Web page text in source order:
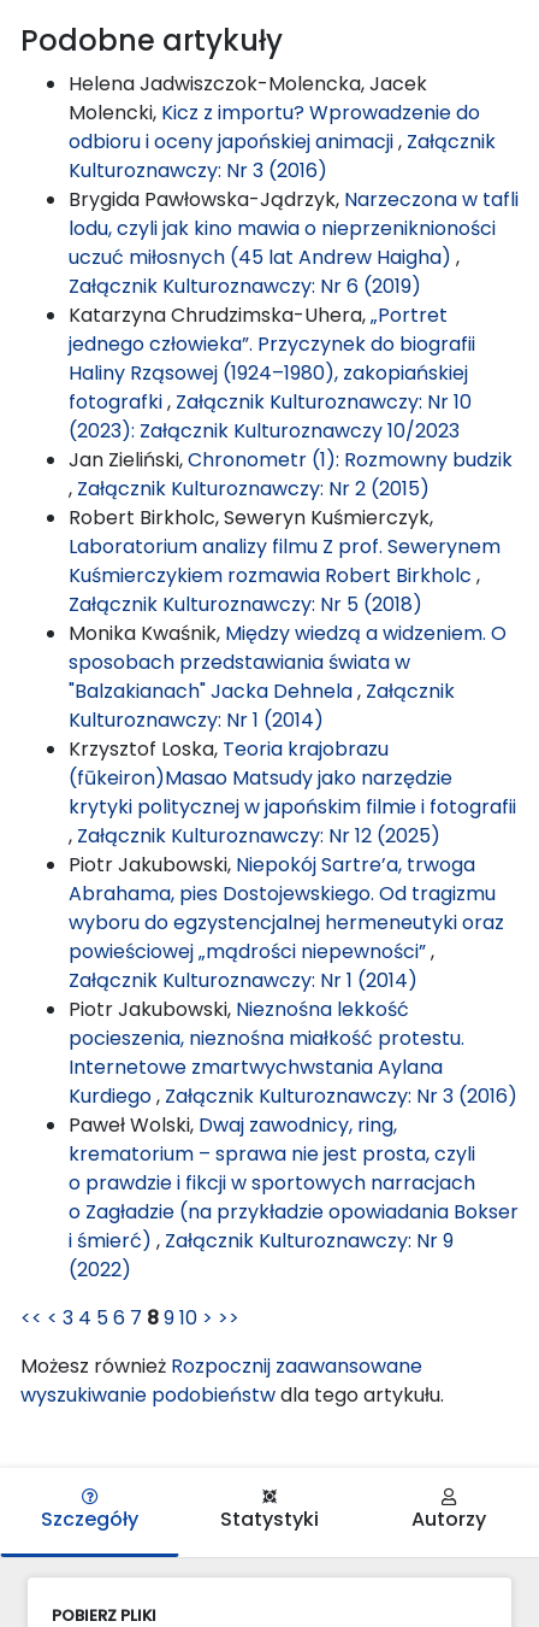
Podobne artykuły
Helena Jadwiszczok-Molencka, Jacek
Molencki, Kicz z importu? Wprowadzenie do
odbioru i oceny japońskiej animacji, Załącznik
Kulturoznawczy: Nr 3 (2016)
Brygida Pawłowska-Jądrzyk, Narzeczona w tafli
lodu, czyli jak kino mawia o nieprzeniknioności
uczuć miłosnych (45 lat Andrew Haigha) ,
Załącznik Kulturoznawczy: Nr 6 (2019)
Katarzyna Chrudzimska-Uhera,„Portret
jednego człowieka”. Przyczynek do biografii
Haliny Rząsowej (1924–1980), zakopiańskiej
fotografki, Załącznik Kulturoznawczy: Nr 10
(2023): Załącznik Kulturoznawczy 10/2023
Jan Zieliński,Chronometr (1): Rozmowny budzik
, Załącznik Kulturoznawczy: Nr 2 (2015)
Robert Birkholc, Seweryn Kuśmierczyk,
Laboratorium analizy filmu Z prof. Sewerynem
Kuśmierczykiem rozmawia Robert Birkholc ,
Załącznik Kulturoznawczy: Nr 5 (2018)
Monika Kwaśnik, Między wiedzą a widzeniem. O
sposobach przedstawiania świata w
"Balzakianach" Jacka Dehnela, Załącznik
Kulturoznawczy: Nr 1 (2014)
Krzysztof Loska, Teoria krajobrazu
(fūkeiron)Masao Matsudy jako narzędzie
krytyki politycznej w japońskim filmie i fotografii
, Załącznik Kulturoznawczy: Nr 12 (2025)
Piotr Jakubowski, Niepokój Sartre’a, trwoga
Abrahama, pies Dostojewskiego. Od tragizmu
wyboru do egzystencjalnej hermeneutyki oraz
powieściowej „mądrości niepewności”,
Załącznik Kulturoznawczy: Nr 1 (2014)
Piotr Jakubowski, Nieznośna lekkość
pocieszenia, nieznośna miałkość protestu.
Internetowe zmartwychwstania Aylana
Kurdiego, Załącznik Kulturoznawczy: Nr 3 (2016)
Paweł Wolski, Dwaj zawodnicy, ring,
krematorium – sprawa nie jest prosta, czyli
o prawdzie i fikcji w sportowych narracjach
o Zagładzie (na przykładzie opowiadania Bokser
i śmierć) , Załącznik Kulturoznawczy: Nr 9
(2022)
<< < 3 4 56 7 8910 > >>
Możesz również Rozpocznij zaawansowane
wyszukiwanie podobieństwdla tego artykułu.
Szczegóły Statystyki Autorzy
POBIERZ PLIKI